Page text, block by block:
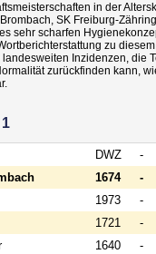
in der
SK Freiburg-
sehr scharfen
zu
Inzidenzen, die
zurückfinden kann,
DWZ -
1674 -
1973 -
1721 -
1640 -